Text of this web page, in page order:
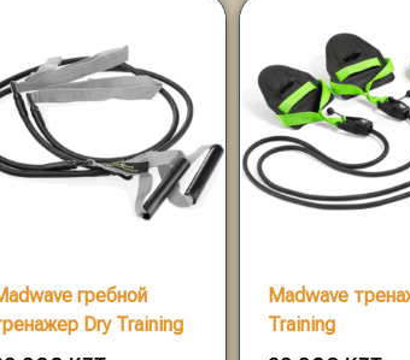
гребной
Dry Training
Madwave
Training